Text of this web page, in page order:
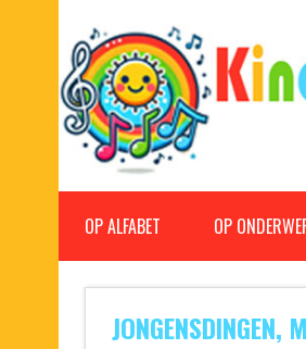
Kinderliedjes
OP ALFABET OP
JONGENSDINGEN,